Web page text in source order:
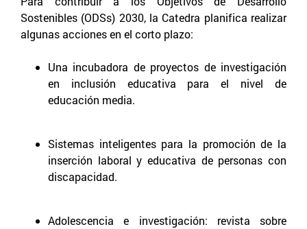
Sostenibles (ODSs) 2030, la Catedra planifica realizar
algunas acciones en el corto plazo:
Una incubadora de proyectos de investigación
en inclusión educativa para el nivel de
educación media.
Sistemas inteligentes para la promoción de la
inserción laboral y educativa de personas con
discapacidad.
Adolescencia e investigación: revista sobre